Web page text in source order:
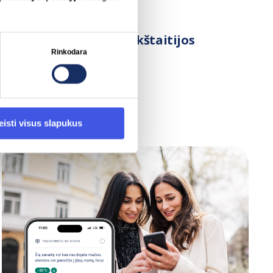
Rinkodara
visus slapukus
elektromobiliu per Aukštaitijos
ELEKTROMOBILIAI IGNITIS ON